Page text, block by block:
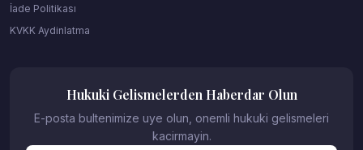
İade Politikası
KVKK Aydinlatma
Hukuki Gelismelerden Haberdar Olun
E-posta bultenimize uye olun, onemli hukuki gelismeleri
kacirmayin.